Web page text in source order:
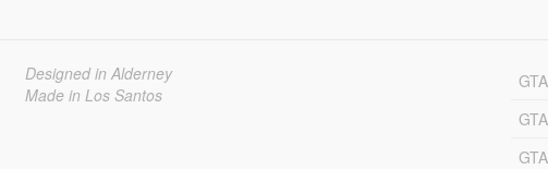
Designed in Alderney
Made in Los Santos